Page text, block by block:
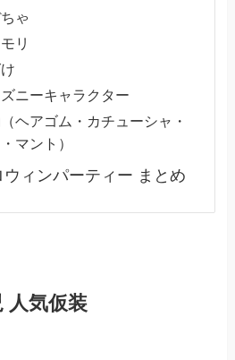
ゃ
リ
ニーキャラクター
ヘアゴム・カチューシャ・
マント）
ィンパーティー まとめ
人気仮装